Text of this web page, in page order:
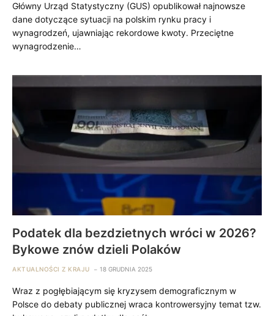
Główny Urząd Statystyczny (GUS) opublikował najnowsze
dane dotyczące sytuacji na polskim rynku pracy i
wynagrodzeń, ujawniając rekordowe kwoty. Przeciętne
wynagrodzenie…
Podatek dla bezdzietnych wróci w 2026?
Bykowe znów dzieli Polaków
AKTUALNOŚCI Z KRAJU 18 GRUDNIA 2025
Wraz z pogłębiającym się kryzysem demograficznym w
Polsce do debaty publicznej wraca kontrowersyjny temat tzw.